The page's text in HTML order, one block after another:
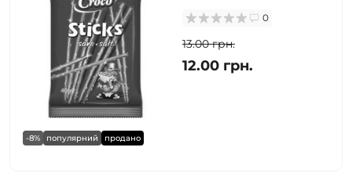
-8% популярний продано
0
13.00 грн.
12.00 грн.